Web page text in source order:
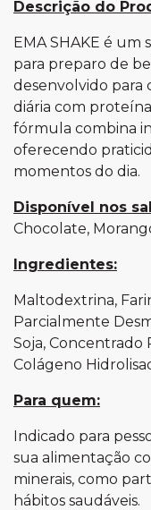
Descrição do
EMA SHAKE é
para preparo de
desenvolvido para
diária com
fórmula combina
oferecendo
momentos do dia.
Disponível nos
Chocolate,
Ingredientes:
Maltodextrina,
Parcialmente
Soja, Concentrado
Colágeno
Para quem:
Indicado para
sua alimentação
minerais, como
hábitos saudáveis.